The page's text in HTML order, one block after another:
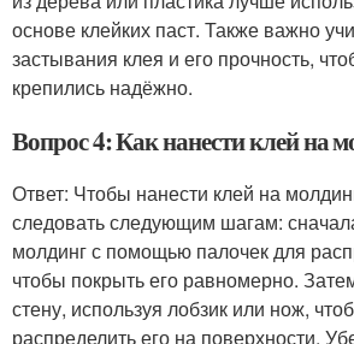
основе клейких паст. Также важно
застывания клея и его прочность,
крепились надёжно.
Вопрос 4: Как нанести клей на
Ответ: Чтобы нанести клей на
следовать следующим шагам:
молдинг с помощью палочек для
чтобы покрыть его равномерно.
стену, используя лобзик или нож,
распределить его на поверхности.